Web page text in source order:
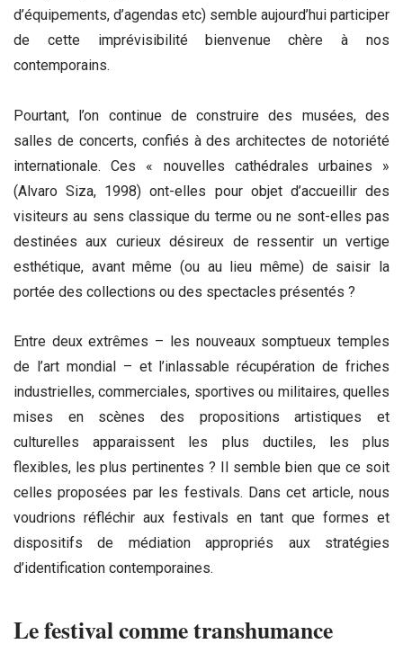
d’équipements, d’agendas etc) semble aujourd’hui participer
de cette imprévisibilité bienvenue chère à nos
contemporains.
Pourtant, l’on continue de construire des musées, des
salles de concerts, confiés à des architectes de notoriété
internationale. Ces « nouvelles cathédrales urbaines »
(Alvaro Siza, 1998) ont-elles pour objet d’accueillir des
visiteurs au sens classique du terme ou ne sont-elles pas
destinées aux curieux désireux de ressentir un vertige
esthétique, avant même (ou au lieu même) de saisir la
portée des collections ou des spectacles présentés ?
Entre deux extrêmes – les nouveaux somptueux temples
de l’art mondial – et l’inlassable récupération de friches
industrielles, commerciales, sportives ou militaires, quelles
mises en scènes des propositions artistiques et
culturelles apparaissent les plus ductiles, les plus
flexibles, les plus pertinentes ? Il semble bien que ce soit
celles proposées par les festivals. Dans cet article, nous
voudrions réfléchir aux festivals en tant que formes et
dispositifs de médiation appropriés aux stratégies
d’identification contemporaines.
Le festival comme transhumance